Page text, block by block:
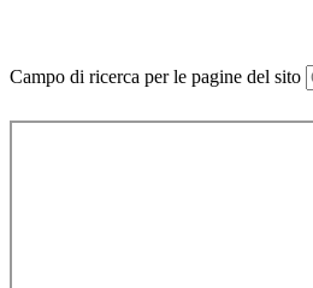
Campo di ricerca per le pagine del sito